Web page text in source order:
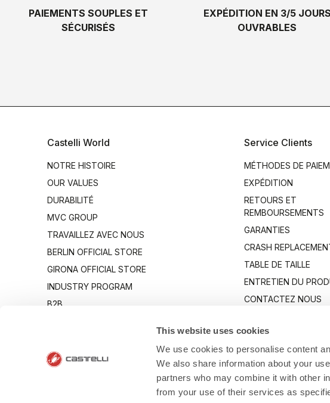
This website uses cookies
We use cookies to personalise content
We also share information about your
partners who may combine it with other
from your use of their services as
PAIEMENTS SOUPLES ET
SÉCURISÉS
EXPÉDITION EN 3/5 JOURS
OUVRABLES
Castelli World
NOTRE HISTOIRE
OUR VALUES
DURABILITÉ
MVC GROUP
TRAVAILLEZ AVEC NOUS
BERLIN OFFICIAL STORE
GIRONA OFFICIAL STORE
INDUSTRY PROGRAM
B2B
Service Clients
MÉTHODES DE
EXPÉDITION
RETOURS ET
REMBOURSEMENTS
GARANTIES
CRASH
TABLE DE TAILLE
ENTRETIEN DU
CONTACTEZ NOUS